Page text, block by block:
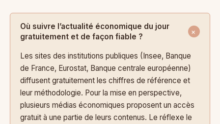
Où suivre l’actualité économique du jour
gratuitement et de façon fiable ?
Les sites des institutions publiques (Insee, Banque
de France, Eurostat, Banque centrale européenne)
diffusent gratuitement les chiffres de référence et
leur méthodologie. Pour la mise en perspective,
plusieurs médias économiques proposent un accès
gratuit à une partie de leurs contenus. Le réflexe le